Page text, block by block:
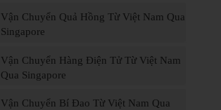
Vận Chuyển Quả Hồng Từ Việt Nam Qua
Singapore
Vận Chuyển Hàng Điện Tử Từ Việt Nam
Qua Singapore
Vận Chuyển Bí Đao Từ Việt Nam Qua